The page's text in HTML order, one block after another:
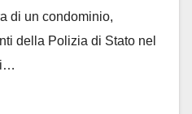
di un condominio,
della Polizia di Stato nel